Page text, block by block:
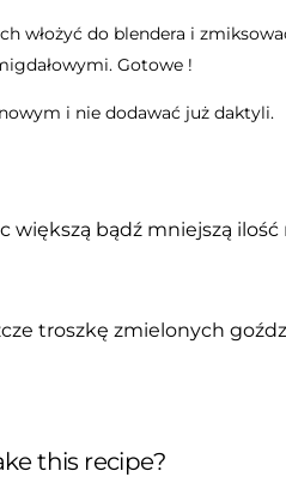
włożyć do blendera i
Gotowe !
i nie dodawać już daktyli.
bądź mniejszą
troszkę zmielonych
this recipe?